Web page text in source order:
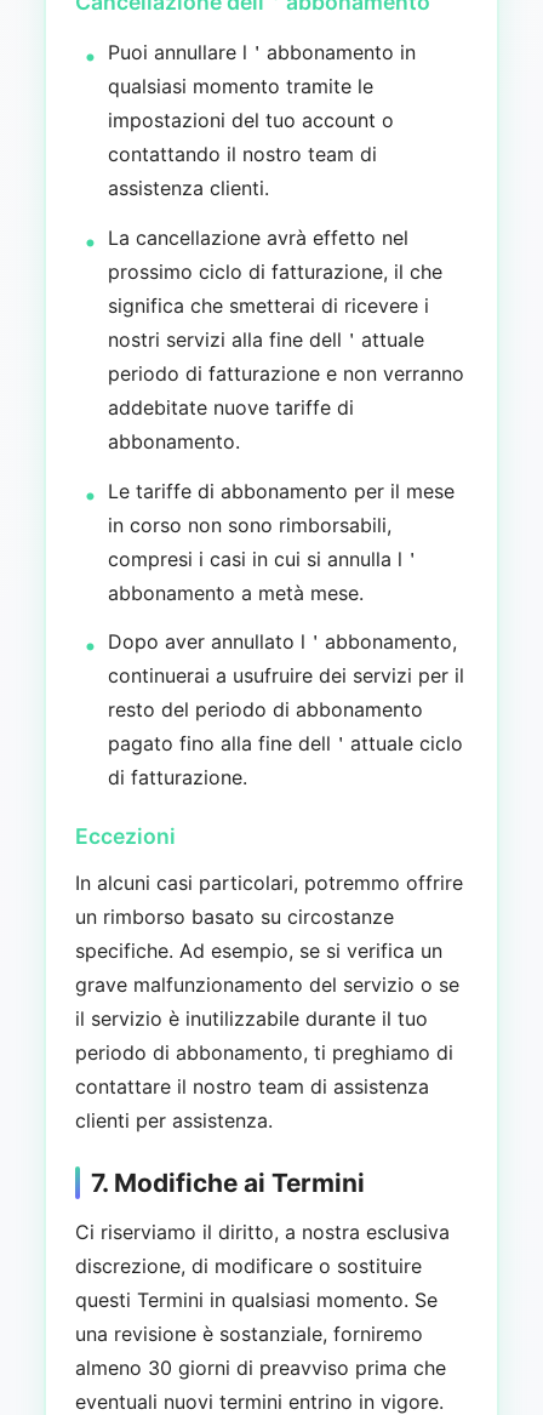
Puoi annullare l＇abbonamento in
qualsiasi momento tramite le
impostazioni del tuo account o
contattando il nostro team di
assistenza clienti.
La cancellazione avrà effetto nel
prossimo ciclo di fatturazione, il che
significa che smetterai di ricevere i
nostri servizi alla fine dell＇attuale
periodo di fatturazione e non verranno
addebitate nuove tariffe di
abbonamento.
Le tariffe di abbonamento per il mese
in corso non sono rimborsabili,
compresi i casi in cui si annulla l＇
abbonamento a metà mese.
Dopo aver annullato l＇abbonamento,
continuerai a usufruire dei servizi per il
resto del periodo di abbonamento
pagato fino alla fine dell＇attuale ciclo
di fatturazione.
Eccezioni
In alcuni casi particolari, potremmo offrire
un rimborso basato su circostanze
specifiche. Ad esempio, se si verifica un
grave malfunzionamento del servizio o se
il servizio è inutilizzabile durante il tuo
periodo di abbonamento, ti preghiamo di
contattare il nostro team di assistenza
clienti per assistenza.
7. Modifiche ai Termini
Ci riserviamo il diritto, a nostra esclusiva
discrezione, di modificare o sostituire
questi Termini in qualsiasi momento. Se
una revisione è sostanziale, forniremo
almeno 30 giorni di preavviso prima che
eventuali nuovi termini entrino in vigore.